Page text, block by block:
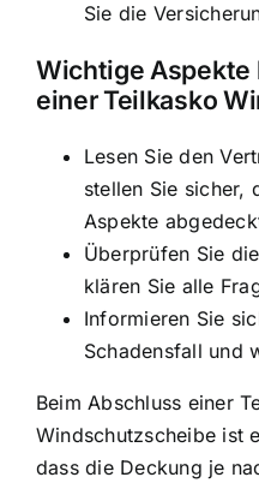
Sie die
Wichtige Aspekte
einer Teilkasko
Lesen Sie den
stellen Sie sicher,
Aspekte
Überprüfen Sie
klären Sie alle
Informieren Sie
Schadensfall und
Beim Abschluss einer
Windschutzscheibe ist
dass die Deckung je